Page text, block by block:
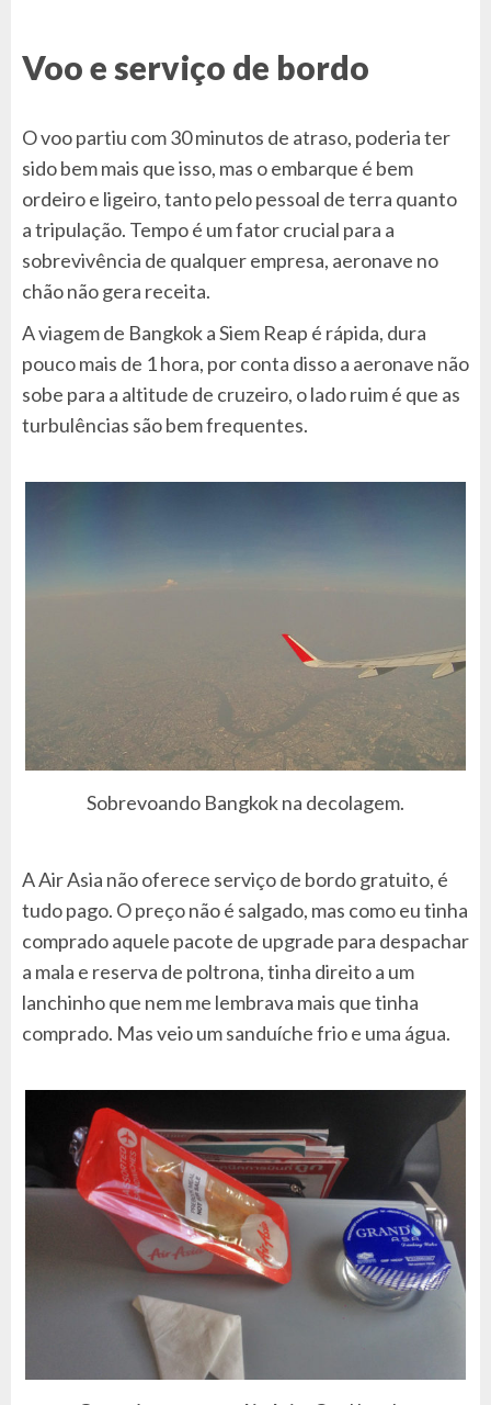
Voo e serviço de bordo
O voo partiu com 30 minutos de atraso, poderia ter
sido bem mais que isso, mas o embarque é bem
ordeiro e ligeiro, tanto pelo pessoal de terra quanto
a tripulação. Tempo é um fator crucial para a
sobrevivência de qualquer empresa, aeronave no
chão não gera receita.
A viagem de Bangkok a Siem Reap é rápida, dura
pouco mais de 1 hora, por conta disso a aeronave não
sobe para a altitude de cruzeiro, o lado ruim é que as
turbulências são bem frequentes.
Sobrevoando Bangkok na decolagem.
A Air Asia não oferece serviço de bordo gratuito, é
tudo pago. O preço não é salgado, mas como eu tinha
comprado aquele pacote de upgrade para despachar
a mala e reserva de poltrona, tinha direito a um
lanchinho que nem me lembrava mais que tinha
comprado. Mas veio um sanduíche frio e uma água.